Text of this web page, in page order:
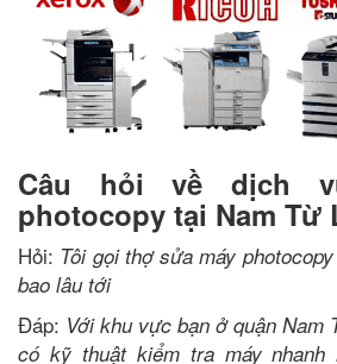
Câu hỏi về dịch
photocopy tại Nam Từ
Hỏi: Tôi gọi thợ sửa máy
bao lâu tới
Đáp: Với khu vực bạn ở quận Nam
có kỹ thuật kiểm tra máy nhanh